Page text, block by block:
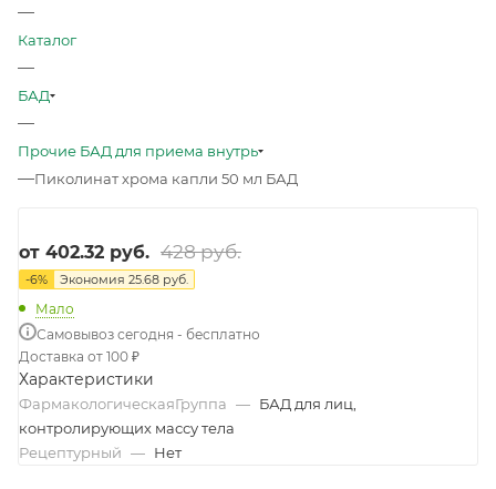
—
Каталог
—
БАД
—
Прочие БАД для приема внутрь
—Пиколинат хрома капли 50 мл БАД
от 402.32 руб. 428 руб.
-6% Экономия 25.68 руб.
Мало
Самовывоз сегодня - бесплатно
Доставка от 100 ₽
Характеристики
ФармакологическаяГруппа — БАД для лиц,
контролирующих массу тела
Рецептурный — Нет